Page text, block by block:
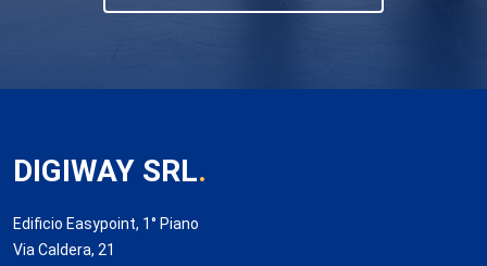
DIGIWAY SRL.
Edificio Easypoint, 1° Piano
Via Caldera, 21